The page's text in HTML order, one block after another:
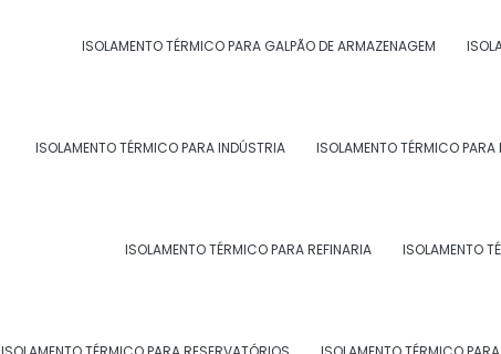
ISOLAMENTO TÉRMICO PARA GALPÃO DE ARMAZENAGEM
ISOLAMENTO TÉRMICO PARA INDÚSTRIA ISOLAMENTO TÉRMICO PARA
ISOLAMENTO TÉRMICO PARA REFINARIA ISOLAMENTO